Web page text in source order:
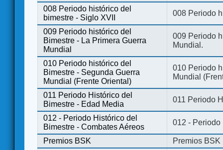
008 Periodo histórico del
bimestre - Siglo XVII
008 Periodo
009 Periodo histórico del
Bimestre - La Primera Guerra
Mundial
009 Periodo
Mundial.
010 Periodo histórico del
Bimestre - Segunda Guerra
Mundial (Frente Oriental)
010 Periodo
Mundial
011 Periodo Histórico del
Bimestre - Edad Media
011 Periodo
012 - Periodo Histórico del
Bimestre - Combates Aéreos
012 - Periodo
Premios BSK
Premios BSK